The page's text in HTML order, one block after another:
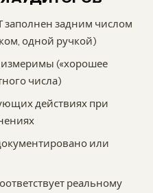
задним числом
одной ручкой)
(«хорошее
числа)
действиях при
или
реальному